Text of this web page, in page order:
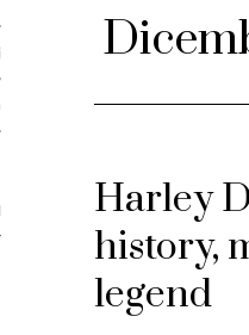
Harley
history,
legend